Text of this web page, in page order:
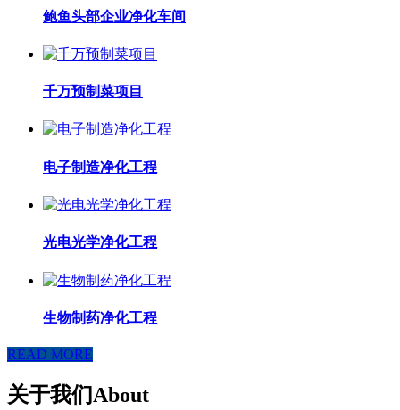
鲍鱼头部企业净化车间
千万预制菜项目
电子制造净化工程
光电光学净化工程
生物制药净化工程
READ MORE
关于我们About